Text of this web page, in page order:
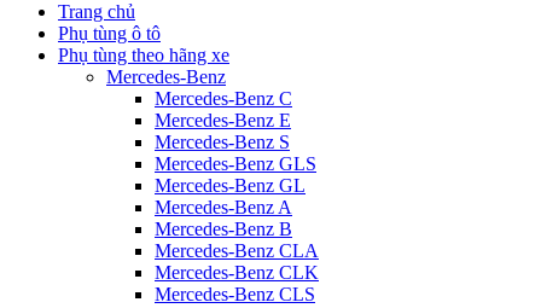
Trang chủ
Phụ tùng ô tô
Phụ tùng theo hãng xe
Mercedes-Benz
Mercedes-Benz C
Mercedes-Benz E
Mercedes-Benz S
Mercedes-Benz GLS
Mercedes-Benz GL
Mercedes-Benz A
Mercedes-Benz B
Mercedes-Benz CLA
Mercedes-Benz CLK
Mercedes-Benz CLS